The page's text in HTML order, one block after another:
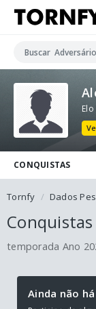
CONQUISTAS
Tornfy Dados
Conquistas
temporada Ano
Ainda não